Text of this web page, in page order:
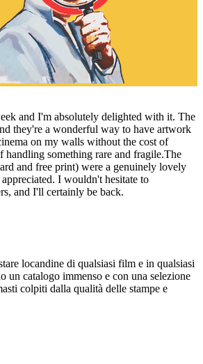
and I'm absolutely delighted with it. The
they're a wonderful way to have artwork
on my walls without the cost of
something rare and fragile.The
and free print) were a genuinely lovely
I wouldn't hesitate to
and I'll certainly be back.
locandine di qualsiasi film e in qualsiasi
un catalogo immenso e con una selezione
colpiti dalla qualità delle stampe e